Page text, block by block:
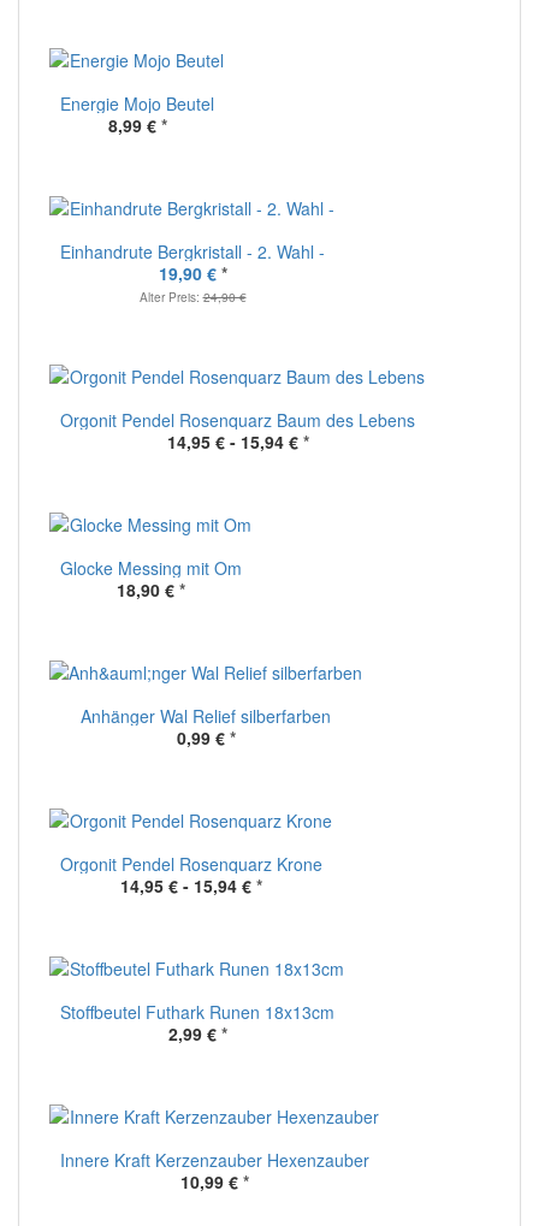
Energie Mojo Beutel
8,99 € *
Einhandrute Bergkristall - 2. Wahl -
19,90 € *
Alter Preis:24,90 €
Orgonit Pendel Rosenquarz Baum des Lebens
14,95 € - 15,94 € *
Glocke Messing mit Om
18,90 € *
Anhänger Wal Relief silberfarben
0,99 € *
Orgonit Pendel Rosenquarz Krone
14,95 € - 15,94 € *
Stoffbeutel Futhark Runen 18x13cm
2,99 € *
Innere Kraft Kerzenzauber Hexenzauber
10,99 € *